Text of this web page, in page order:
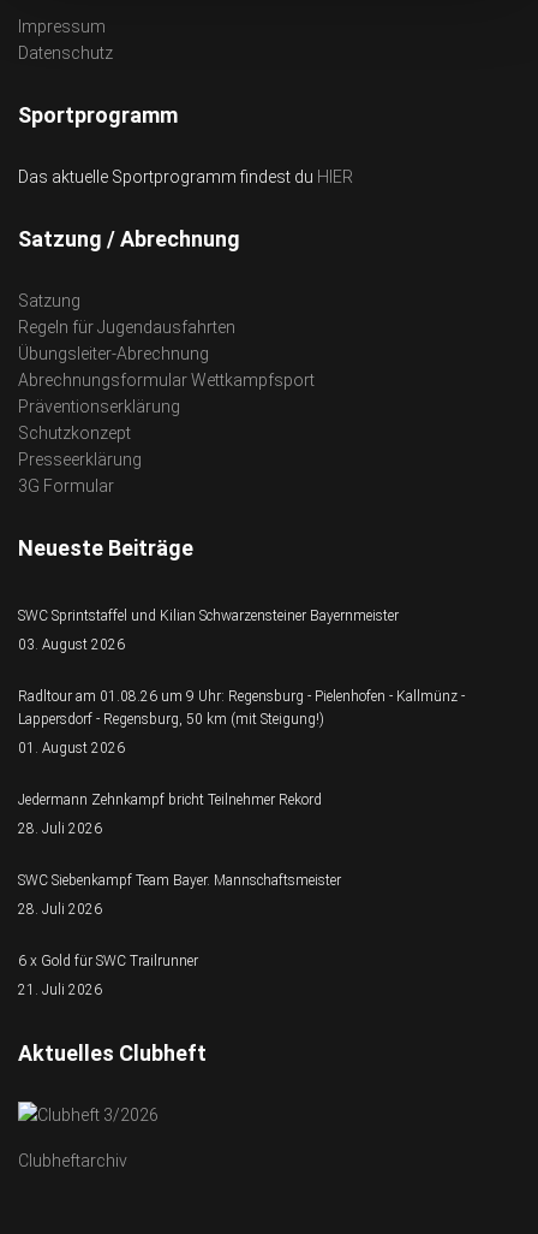
Impressum
Datenschutz
Sportprogramm
Das aktuelle Sportprogramm findest du HIER
Satzung / Abrechnung
Satzung
Regeln für Jugendausfahrten
Übungsleiter-Abrechnung
Abrechnungsformular Wettkampfsport
Präventionserklärung
Schutzkonzept
Presseerklärung
3G Formular
Neueste Beiträge
SWC Sprintstaffel und Kilian Schwarzensteiner Bayernmeister
03. August 2026
Radltour am 01.08.26 um 9 Uhr: Regensburg - Pielenhofen - Kallmünz -
Lappersdorf - Regensburg, 50 km (mit Steigung!)
01. August 2026
Jedermann Zehnkampf bricht Teilnehmer Rekord
28. Juli 2026
SWC Siebenkampf Team Bayer. Mannschaftsmeister
28. Juli 2026
6 x Gold für SWC Trailrunner
21. Juli 2026
Aktuelles Clubheft
Clubheftarchiv